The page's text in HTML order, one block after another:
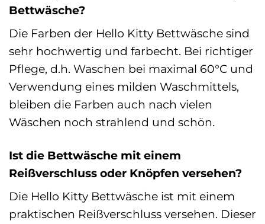
Bettwäsche?
Die Farben der Hello Kitty Bettwäsche sind
sehr hochwertig und farbecht. Bei richtiger
Pflege, d.h. Waschen bei maximal 60°C und
Verwendung eines milden Waschmittels,
bleiben die Farben auch nach vielen
Wäschen noch strahlend und schön.
Ist die Bettwäsche mit einem
Reißverschluss oder Knöpfen versehen?
Die Hello Kitty Bettwäsche ist mit einem
praktischen Reißverschluss versehen. Dieser